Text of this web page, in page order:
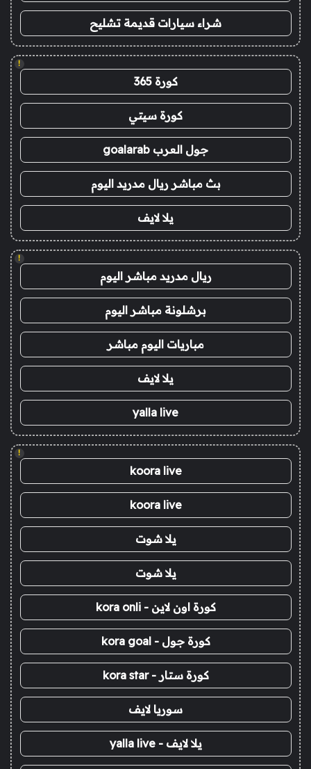
شراء سيارات قديمة تشليح
!
كورة 365
كورة سيتي
جول العرب goalarab
بث مباشر ريال مدريد اليوم
يلا لايف
!
ريال مدريد مباشر اليوم
برشلونة مباشر اليوم
مباريات اليوم مباشر
يلا لايف
yalla live
!
koora live
koora live
يلا شوت
يلا شوت
كورة اون لاين - kora onli
كورة جول - kora goal
كورة ستار - kora star
سوريا لايف
يلا لايف - yalla live